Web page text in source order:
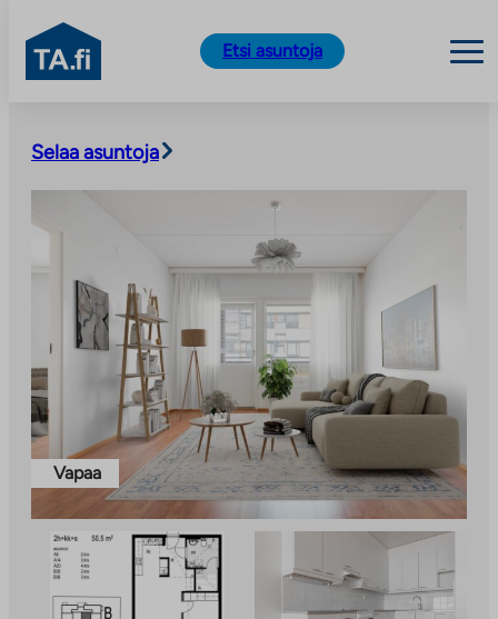
sisältöön
TA.fi
Etsi asuntoja
Selaa asuntoja
Vapaa